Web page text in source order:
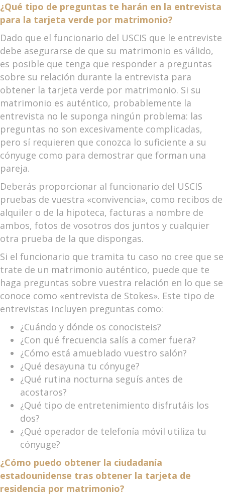
¿Qué tipo de preguntas te harán en la entrevista
para la tarjeta verde por matrimonio?
Dado que el funcionario del USCIS que le entreviste
debe asegurarse de que su matrimonio es válido,
es posible que tenga que responder a preguntas
sobre su relación durante la entrevista para
obtener la tarjeta verde por matrimonio. Si su
matrimonio es auténtico, probablemente la
entrevista no le suponga ningún problema: las
preguntas no son excesivamente complicadas,
pero sí requieren que conozca lo suficiente a su
cónyuge como para demostrar que forman una
pareja.
Deberás proporcionar al funcionario del USCIS
pruebas de vuestra «convivencia», como recibos de
alquiler o de la hipoteca, facturas a nombre de
ambos, fotos de vosotros dos juntos y cualquier
otra prueba de la que dispongas.
Si el funcionario que tramita tu caso no cree que se
trate de un matrimonio auténtico, puede que te
haga preguntas sobre vuestra relación en lo que se
conoce como «entrevista de Stokes». Este tipo de
entrevistas incluyen preguntas como:
¿Cuándo y dónde os conocisteis?
¿Con qué frecuencia salís a comer fuera?
¿Cómo está amueblado vuestro salón?
¿Qué desayuna tu cónyuge?
¿Qué rutina nocturna seguís antes de
acostaros?
¿Qué tipo de entretenimiento disfrutáis los
dos?
¿Qué operador de telefonía móvil utiliza tu
cónyuge?
¿Cómo puedo obtener la ciudadanía
estadounidense tras obtener la tarjeta de
residencia por matrimonio?